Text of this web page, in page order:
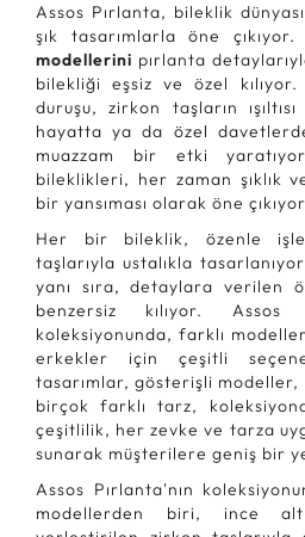
Assos Pırlanta, bileklik
şık tasarımlarla öne çıkıyor.
modellerini pırlanta
bilekliği eşsiz ve özel
duruşu, zirkon taşların
hayatta ya da özel
muazzam bir etki
bileklikleri, her zaman şıklık
bir yansıması olarak öne
Her bir bileklik, özenle
taşlarıyla ustalıkla
yanı sıra, detaylara verilen
benzersiz kılıyor. Assos
koleksiyonunda, farklı
erkekler için çeşitli
tasarımlar, gösterişli
birçok farklı tarz,
çeşitlilik, her zevke ve tarza
sunarak müşterilere geniş bir
Assos Pırlanta'nın
modellerden biri, ince